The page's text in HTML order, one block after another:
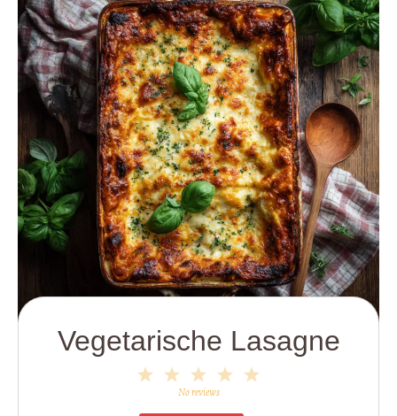
Vegetarische Lasagne
Stars
Stars
StarNo reviews